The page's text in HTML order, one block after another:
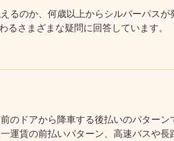
るのか、何歳以上からシルバーパスが
さまざまな疑問に回答しています。
のドアから降車する後払いのパターン
運賃の前払いパターン、高速バスや長